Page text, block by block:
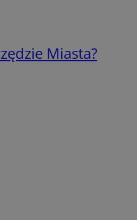
Miasta?